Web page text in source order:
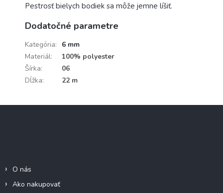
Pestrosť bielych bodiek sa môže jemne líšiť.
Dodatočné parametre
Kategória:
6 mm
Materiál:
100% polyester
Šírka:
06
Dĺžka: 22 m
O nás
Ako nakupovať